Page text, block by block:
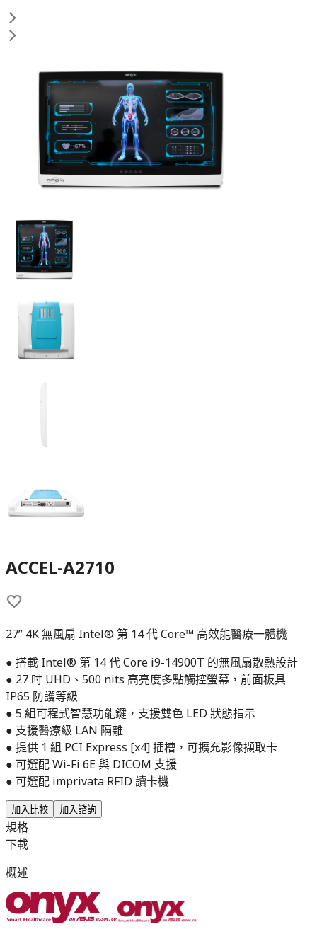
ACCEL-A2710
27” 4K 無風扇 Intel® 第 14 代 Core™ 高效能醫療一體機
● 搭載 Intel® 第 14 代 Core i9-14900T 的無風扇散熱設計
● 27 吋 UHD、500 nits 高亮度多點觸控螢幕，前面板具
IP65 防護等級
● 5 組可程式智慧功能鍵，支援雙色 LED 狀態指示
● 支援醫療級 LAN 隔離
● 提供 1 組 PCI Express [x4] 插槽，可擴充影像擷取卡
● 可選配 Wi-Fi 6E 與 DICOM 支援
● 可選配 imprivata RFID 讀卡機
加入比較 加入諮詢
規格
下載
概述